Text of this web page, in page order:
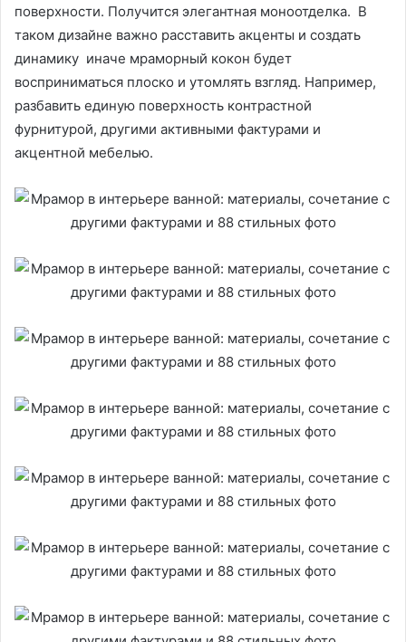
поверхности. Получится элегантная моноотделка. В
таком дизайне важно расставить акценты и создать
динамику иначе мраморный кокон будет
восприниматься плоско и утомлять взгляд. Например,
разбавить единую поверхность контрастной
фурнитурой, другими активными фактурами и
акцентной мебелью.